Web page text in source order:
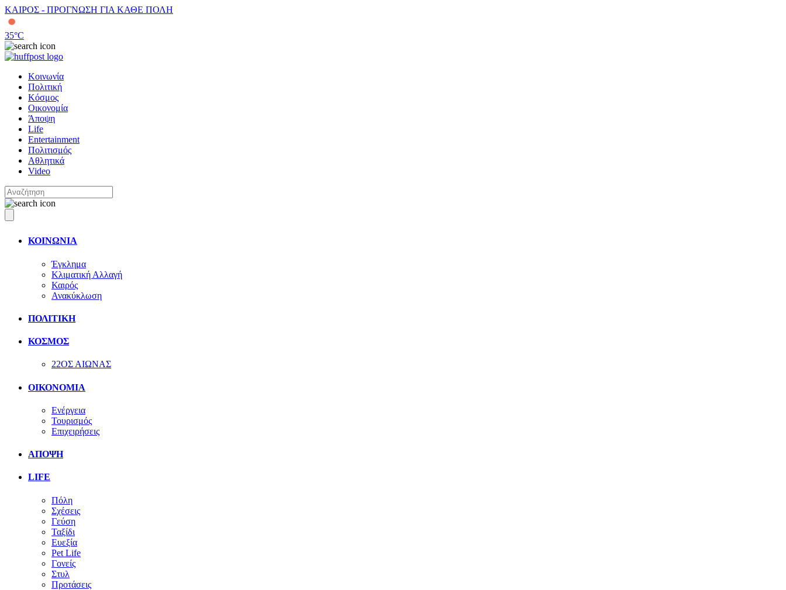
ΚΑΙΡΟΣ - ΠΡΟΓΝΩΣΗ ΓΙΑ ΚΑΘΕ ΠΟΛΗ
35°C
Κοινωνία
Πολιτική
Κόσμος
Οικονομία
Άποψη
Life
Entertainment
Πολιτισμός
Αθλητικά
Video
ΚΟΙΝΩΝΙΑ
Έγκλημα
Κλιματική Αλλαγή
Καιρός
Ανακύκλωση
ΠΟΛΙΤΙΚΗ
ΚΟΣΜΟΣ
22ΟΣ ΑΙΩΝΑΣ
ΟΙΚΟΝΟΜΙΑ
Ενέργεια
Τουρισμός
Επιχειρήσεις
ΑΠΟΨΗ
LIFE
Πόλη
Σχέσεις
Γεύση
Ταξίδι
Ευεξία
Pet Life
Γονείς
Στυλ
Προτάσεις